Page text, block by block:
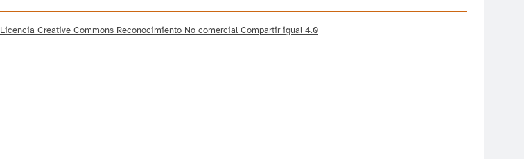
Licencia Creative Commons Reconocimiento No comercial Compartir igual 4.0